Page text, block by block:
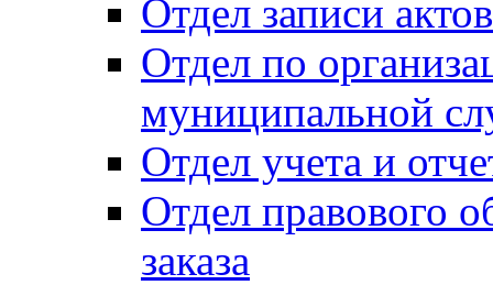
Отдел записи
Отдел по
муниципальной
Отдел учета и
Отдел правового
заказа